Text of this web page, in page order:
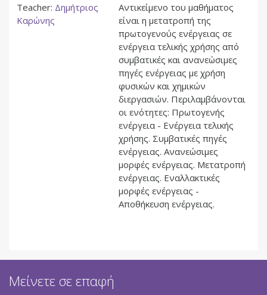
Αντικείμενο του μαθήματος
είναι η μετατροπή της
πρωτογενούς ενέργειας σε
ενέργεια τελικής χρήσης από
συμβατικές και ανανεώσιμες
πηγές ενέργειας με χρήση
φυσικών και χημικών
διεργασιών. Περιλαμβάνονται
οι ενότητες: Πρωτογενής
ενέργεια - Ενέργεια τελικής
χρήσης. Συμβατικές πηγές
ενέργειας. Ανανεώσιμες
μορφές ενέργειας. Μετατροπή
ενέργειας. Εναλλακτικές
μορφές ενέργειας -
Αποθήκευση ενέργειας.
Teacher: Δημήτριος
Καρώνης
Μείνετε σε επαφή